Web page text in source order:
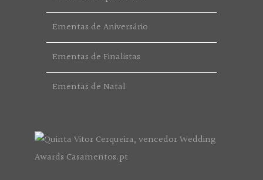
Ementas de Aniversário
Ementas de Finalistas
Ementas de Natal